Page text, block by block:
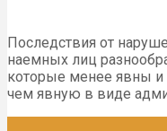
Последствия от
наемных лиц
которые менее явны и
чем явную в виде